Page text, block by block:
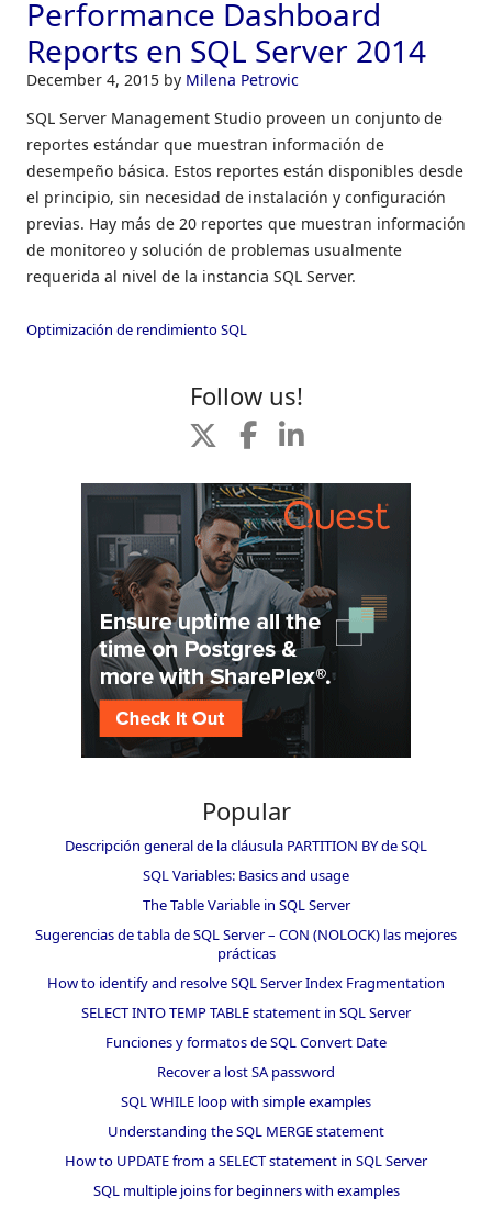
Performance Dashboard
Reports en SQL Server 2014
December 4, 2015 by Milena Petrovic
SQL Server Management Studio proveen un conjunto de
reportes estándar que muestran información de
desempeño básica. Estos reportes están disponibles desde
el principio, sin necesidad de instalación y configuración
previas. Hay más de 20 reportes que muestran información
de monitoreo y solución de problemas usualmente
requerida al nivel de la instancia SQL Server.
Optimización de rendimiento SQL
Follow us!
Popular
Descripción general de la cláusula PARTITION BY de SQL
SQL Variables: Basics and usage
The Table Variable in SQL Server
Sugerencias de tabla de SQL Server – CON (NOLOCK) las mejores
prácticas
How to identify and resolve SQL Server Index Fragmentation
SELECT INTO TEMP TABLE statement in SQL Server
Funciones y formatos de SQL Convert Date
Recover a lost SA password
SQL WHILE loop with simple examples
Understanding the SQL MERGE statement
How to UPDATE from a SELECT statement in SQL Server
SQL multiple joins for beginners with examples